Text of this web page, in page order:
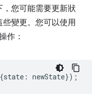
您可能需要更新狀
變更。您可以使用
作：
state : newState});